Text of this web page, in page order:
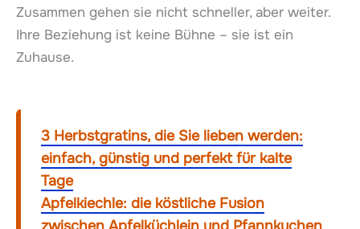
Zusammen gehen sie nicht schneller, aber weiter.
Ihre Beziehung ist keine Bühne – sie ist ein
Zuhause.
3 Herbstgratins, die Sie lieben werden:
einfach, günstig und perfekt für kalte
Tage
Apfelkiechle: die köstliche Fusion